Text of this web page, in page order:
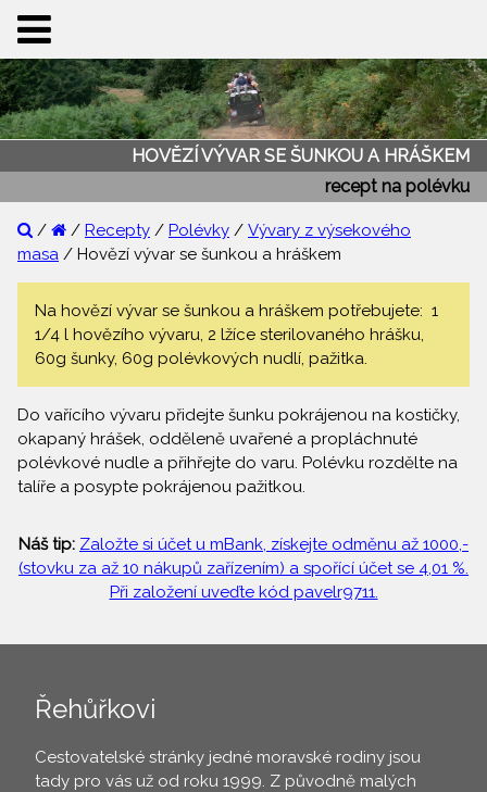
HOVĚZÍ VÝVAR SE ŠUNKOU A HRÁŠKEM
recept na polévku
/ / Recepty / Polévky / Vývary z výsekového
masa / Hovězí vývar se šunkou a hráškem
Na hovězí vývar se šunkou a hráškem potřebujete: 1
1/4 l hovězího vývaru, 2 lžíce sterilovaného hrášku,
60g šunky, 60g polévkových nudlí, pažitka.
Do vařícího vývaru přidejte šunku pokrájenou na kostičky,
okapaný hrášek, odděleně uvařené a propláchnuté
polévkové nudle a přihřejte do varu. Polévku rozdělte na
talíře a posypte pokrájenou pažitkou.
Náš tip: Založte si účet u mBank, získejte odměnu až 1000,-
(stovku za až 10 nákupů zařízením) a spořící účet se 4,01 %.
Při založení uveďte kód pavelr9711.
Řehůřkovi
Cestovatelské stránky jedné moravské rodiny jsou
tady pro vás už od roku 1999. Z původně malých